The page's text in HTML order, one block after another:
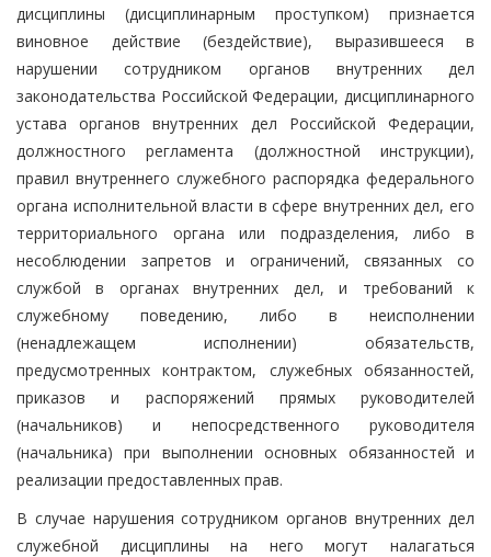
дисциплины (дисциплинарным проступком) признается
виновное действие (бездействие), выразившееся в
нарушении сотрудником органов внутренних дел
законодательства Российской Федерации, дисциплинарного
устава органов внутренних дел Российской Федерации,
должностного регламента (должностной инструкции),
правил внутреннего служебного распорядка федерального
органа исполнительной власти в сфере внутренних дел, его
территориального органа или подразделения, либо в
несоблюдении запретов и ограничений, связанных со
службой в органах внутренних дел, и требований к
служебному поведению, либо в неисполнении
(ненадлежащем исполнении) обязательств,
предусмотренных контрактом, служебных обязанностей,
приказов и распоряжений прямых руководителей
(начальников) и непосредственного руководителя
(начальника) при выполнении основных обязанностей и
реализации предоставленных прав.
В случае нарушения сотрудником органов внутренних дел
служебной дисциплины на него могут налагаться